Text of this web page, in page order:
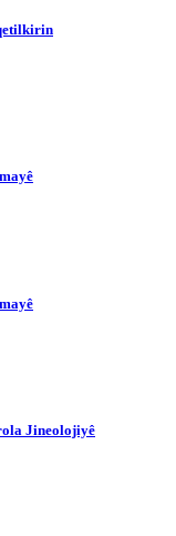
Jineolojiyê